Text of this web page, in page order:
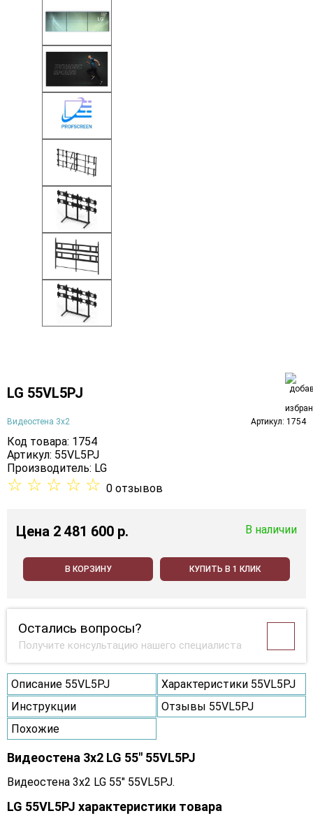
LG 55VL5PJ
Видеостена 3х2 Артикул: 1754
Код товара: 1754
Артикул: 55VL5PJ
Производитель: LG
☆ ☆ ☆ ☆ ☆ 0 отзывов
Цена 2 481 600 p. В наличии
В КОРЗИНУ КУПИТЬ В 1 КЛИК
Остались вопросы?
Получите консультацию нашего специалиста
Описание 55VL5PJ
Характеристики 55VL5PJ
Инструкции
Отзывы 55VL5PJ
Похожие
Видеостена 3x2 LG 55" 55VL5PJ
Видеостена 3x2 LG 55" 55VL5PJ.
LG 55VL5PJ характеристики товара